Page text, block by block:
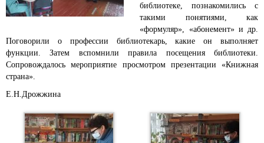
библиотеке, познакомились с
такими понятиями, как
«формуляр», «абонемент» и др.
Поговорили о профессии библиотекарь, какие он выполняет
функции. Затем вспомнили правила посещения библиотеки.
Сопровождалось мероприятие просмотром презентации «Книжная
страна».
Е.Н.Дрожжина